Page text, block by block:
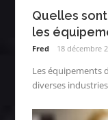
Quelles
les
Fred 18 décembre
Les équipements
diverses